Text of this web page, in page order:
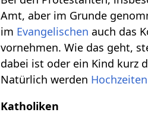
Amt, aber im Grunde
im Evangelischen auch das
vornehmen. Wie das geht,
dabei ist oder ein Kind kurz
Natürlich werden Hochzeiten
Katholiken